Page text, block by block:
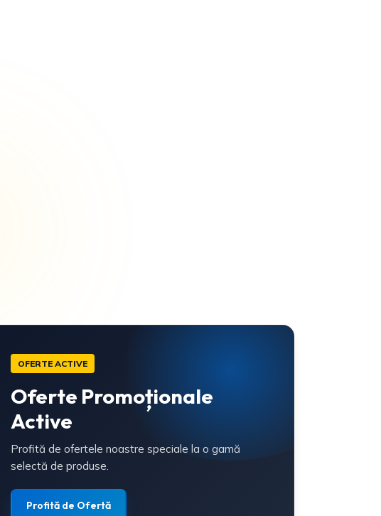
OFERTE ACTIVE
Oferte Promoționale
Active
Profită de ofertele noastre speciale la o gamă
selectă de produse.
Profită de Ofertă